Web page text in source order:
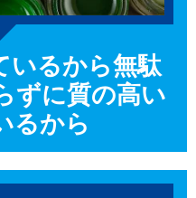
いるから無駄
ずに質の高い
るから